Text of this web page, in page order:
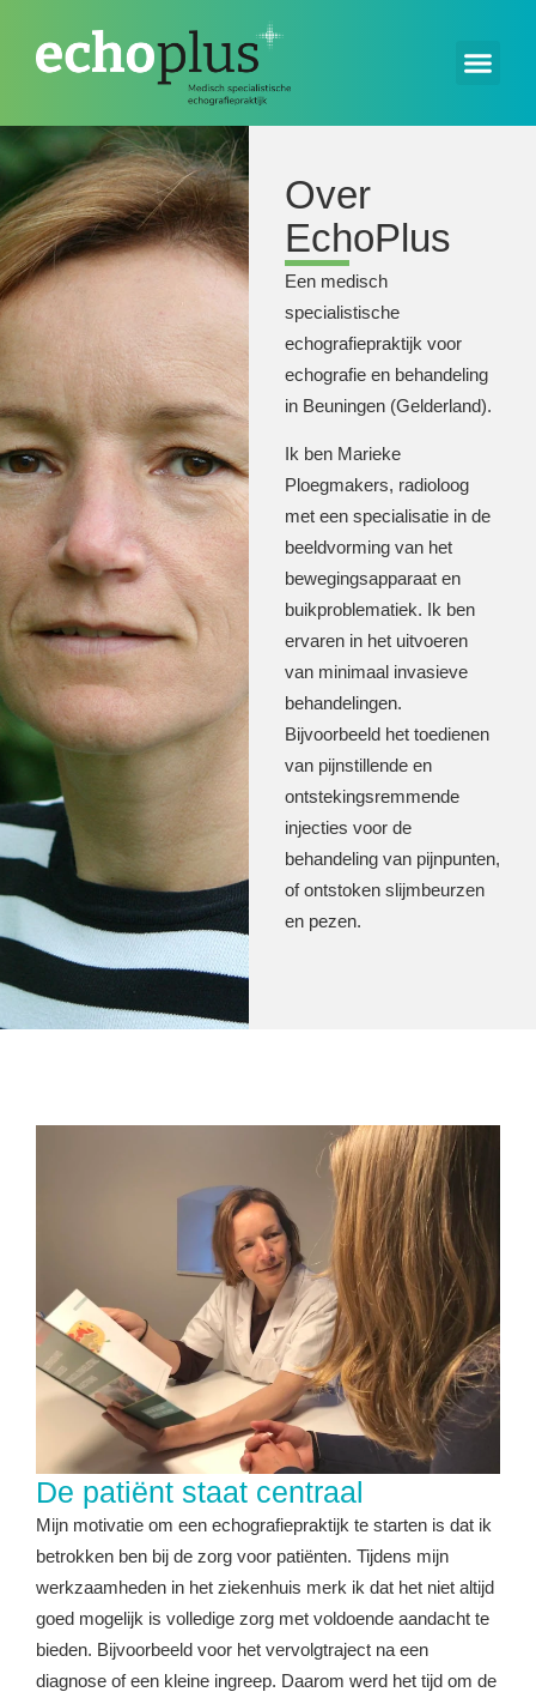
Over
EchoPlus
Een medisch
specialistische
echografiepraktijk voor
echografie en behandeling
in Beuningen (Gelderland).
Ik ben Marieke
Ploegmakers, radioloog
met een specialisatie in de
beeldvorming van het
bewegingsapparaat en
buikproblematiek. Ik ben
ervaren in het uitvoeren
van minimaal invasieve
behandelingen.
Bijvoorbeeld het toedienen
van pijnstillende en
ontstekingsremmende
injecties voor de
behandeling van pijnpunten,
of ontstoken slijmbeurzen
en pezen.
De patiënt staat centraal
Mijn motivatie om een echografiepraktijk te starten is dat ik
betrokken ben bij de zorg voor patiënten. Tijdens mijn
werkzaamheden in het ziekenhuis merk ik dat het niet altijd
goed mogelijk is volledige zorg met voldoende aandacht te
bieden. Bijvoorbeeld voor het vervolgtraject na een
diagnose of een kleine ingreep. Daarom werd het tijd om de